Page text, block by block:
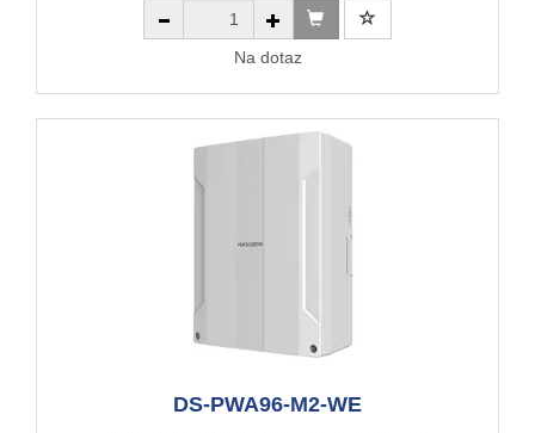
Na dotaz
DS-PWA96-M2-WE